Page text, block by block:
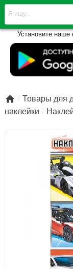
Установите наше
 Товары для
наклейки